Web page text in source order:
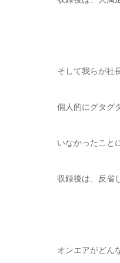
そして我らが社
個人的にグタグ
いなかったこと
収録後は、反省
オンエアがどん